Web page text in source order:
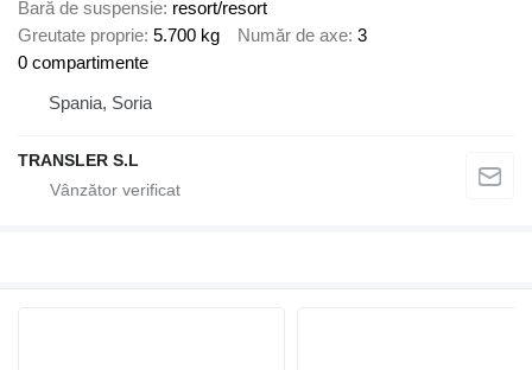
Bară de suspensie resort/resort
Greutate proprie 5.700 kg Număr de axe 3
0 compartimente
Spania, Soria
TRANSLER S.L